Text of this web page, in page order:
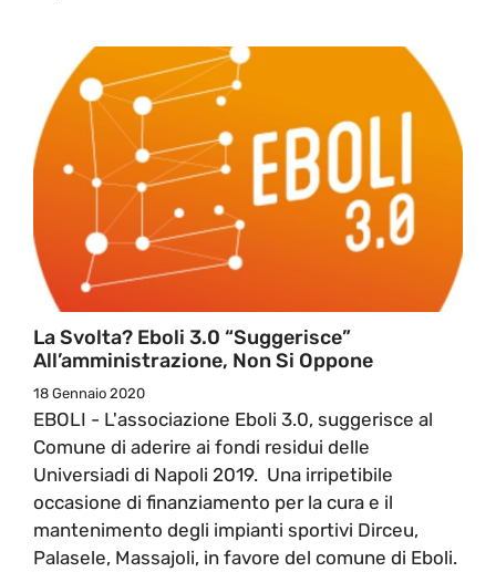
La Svolta? Eboli 3.0 “suggerisce”
All’amministrazione, Non Si Oppone
18 Gennaio 2020
EBOLI - L'associazione Eboli 3.0, suggerisce al
Comune di aderire ai fondi residui delle
Universiadi di Napoli 2019. Una irripetibile
occasione di finanziamento per la cura e il
mantenimento degli impianti sportivi Dirceu,
Palasele, Massajoli, in favore del comune di Eboli.